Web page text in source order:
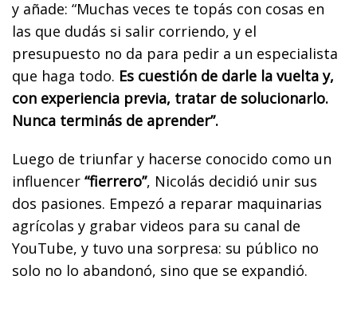
y añade: “Muchas veces te topás con cosas en
las que dudás si salir corriendo, y el
presupuesto no da para pedir a un especialista
que haga todo. Es cuestión de darle la vuelta y,
con experiencia previa, tratar de solucionarlo.
Nunca terminás de aprender”.
Luego de triunfar y hacerse conocido como un
influencer “fierrero”, Nicolás decidió unir sus
dos pasiones. Empezó a reparar maquinarias
agrícolas y grabar videos para su canal de
YouTube, y tuvo una sorpresa: su público no
solo no lo abandonó, sino que se expandió.